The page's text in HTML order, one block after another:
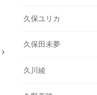
久保ユリカ
久保田未夢
久川綾